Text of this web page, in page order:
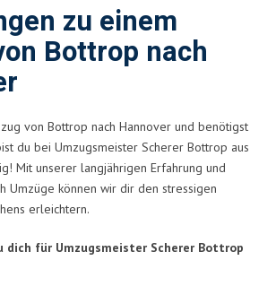
zu einem
Bottrop nach
von Bottrop nach Hannover und benötigst
du bei Umzugsmeister Scherer Bottrop aus
Mit unserer langjährigen Erfahrung und
Umzüge können wir dir den stressigen
erleichtern.
dich für Umzugsmeister Scherer Bottrop